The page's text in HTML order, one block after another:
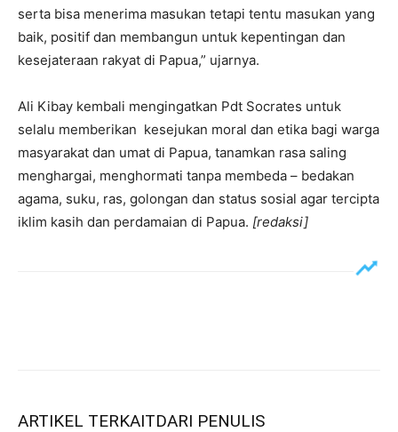
serta bisa menerima masukan tetapi tentu masukan yang
baik, positif dan membangun untuk kepentingan dan
kesejateraan rakyat di Papua,” ujarnya.
Ali Kibay kembali mengingatkan Pdt Socrates untuk
selalu memberikan kesejukan moral dan etika bagi warga
masyarakat dan umat di Papua, tanamkan rasa saling
menghargai, menghormati tanpa membeda – bedakan
agama, suku, ras, golongan dan status sosial agar tercipta
iklim kasih dan perdamaian di Papua. [redaksi]
ARTIKEL TERKAITDARI PENULIS